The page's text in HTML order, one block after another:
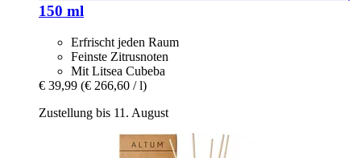
150 ml
Erfrischt jeden Raum
Feinste Zitrusnoten
Mit Litsea Cubeba
€ 39,99 (€ 266,60 / l)
Zustellung bis 11. August